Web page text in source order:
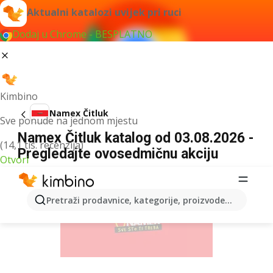
Aktualni katalozi uvijek pri ruci
Dodaj u Chrome - BESPLATNO
Kimbino
Sve ponude na jednom mjestu
(14,1 tis. recenzija)
Otvori
Pretraži prodavnice, kategorije, proizvode...
Namex Čitluk
Namex Čitluk katalog od 03.08.2026 -
Pregledajte ovosedmičnu akciju